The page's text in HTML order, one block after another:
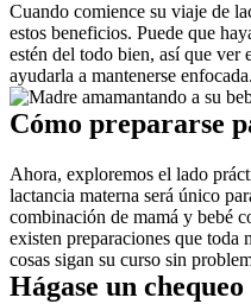
Cuando comience su viaje de
estos beneficios. Puede que
estén del todo bien, así que ver
ayudarla a mantenerse enfocada.
Cómo prepararse
Ahora, exploremos el lado
lactancia materna será único
combinación de mamá y bebé
existen preparaciones que toda
cosas sigan su curso sin
Hágase un